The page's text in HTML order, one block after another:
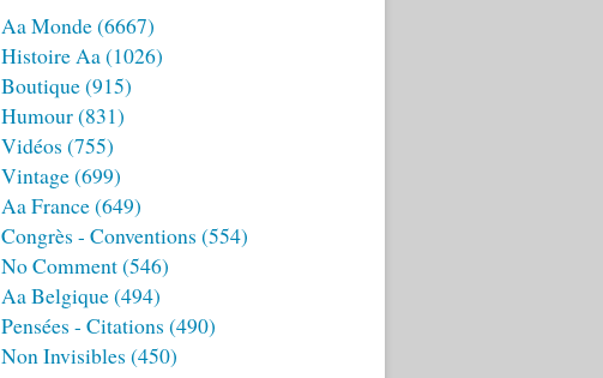
Aa Monde(6667)
Histoire Aa(1026)
Boutique(915)
Humour(831)
Vidéos (755)
Vintage(699)
Aa France(649)
Congrès - Conventions (554)
No Comment(546)
Aa Belgique(494)
Pensées - Citations (490)
Non Invisibles (450)